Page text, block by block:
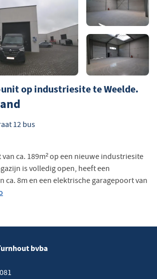
unit op industriesite te Weelde.
12 bus
van ca. 189m² op een nieuwe industriesite
is volledig open, heeft een
ca. 8m en een elektrische garagepoort van
bvba